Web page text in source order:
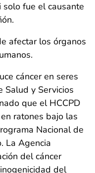
fue el causante
afectar los órganos
cáncer en seres
Salud y Servicios
que el HCCPD
ratones bajo las
Nacional de
La Agencia
del cáncer
del